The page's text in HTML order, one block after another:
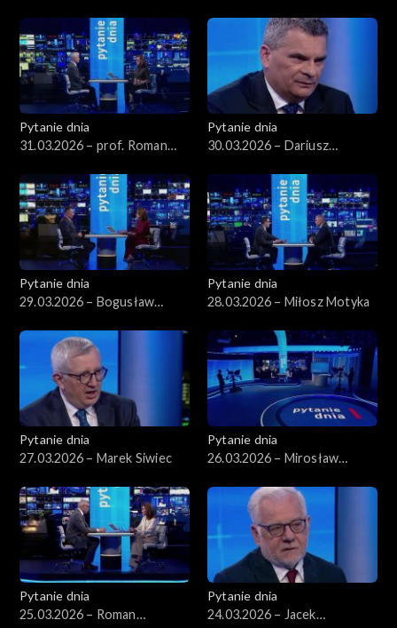
Pytanie dnia
31.03.2026 – prof. Roman
Pytanie dnia
30.03.2026 – Dariusz
Pytanie dnia
29.03.2026 – Bogusław
Pytanie dnia
28.03.2026 – Miłosz Motyka
Pytanie dnia
27.03.2026 – Marek Siwiec
Pytanie dnia
26.03.2026 – Mirosław
Pytanie dnia
25.03.2026 – Roman
Pytanie dnia
24.03.2026 – Jacek